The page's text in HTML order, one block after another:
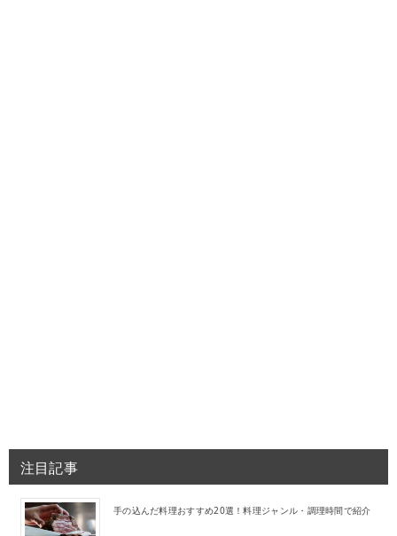
注目記事
手の込んだ料理おすすめ20選！料理ジャンル・調理時間で紹介